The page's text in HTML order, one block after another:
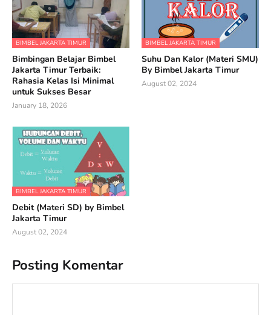
BIMBEL JAKARTA TIMUR
Bimbingan Belajar Bimbel
Jakarta Timur Terbaik:
Rahasia Kelas Isi Minimal
untuk Sukses Besar
January 18, 2026
BIMBEL JAKARTA TIMUR
Suhu Dan Kalor (Materi SMU)
By Bimbel Jakarta Timur
August 02, 2024
BIMBEL JAKARTA TIMUR
Debit (Materi SD) by Bimbel
Jakarta Timur
August 02, 2024
Posting Komentar